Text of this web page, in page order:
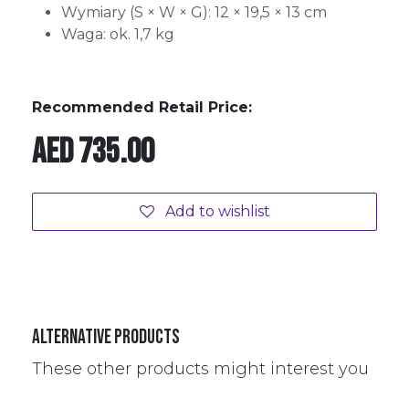
Wymiary (S × W × G): 12 × 19,5 × 13 cm
Waga: ok. 1,7 kg
Recommended Retail Price:
AED735.00
Add to wishlist
Alternative Products
These other products might interest you